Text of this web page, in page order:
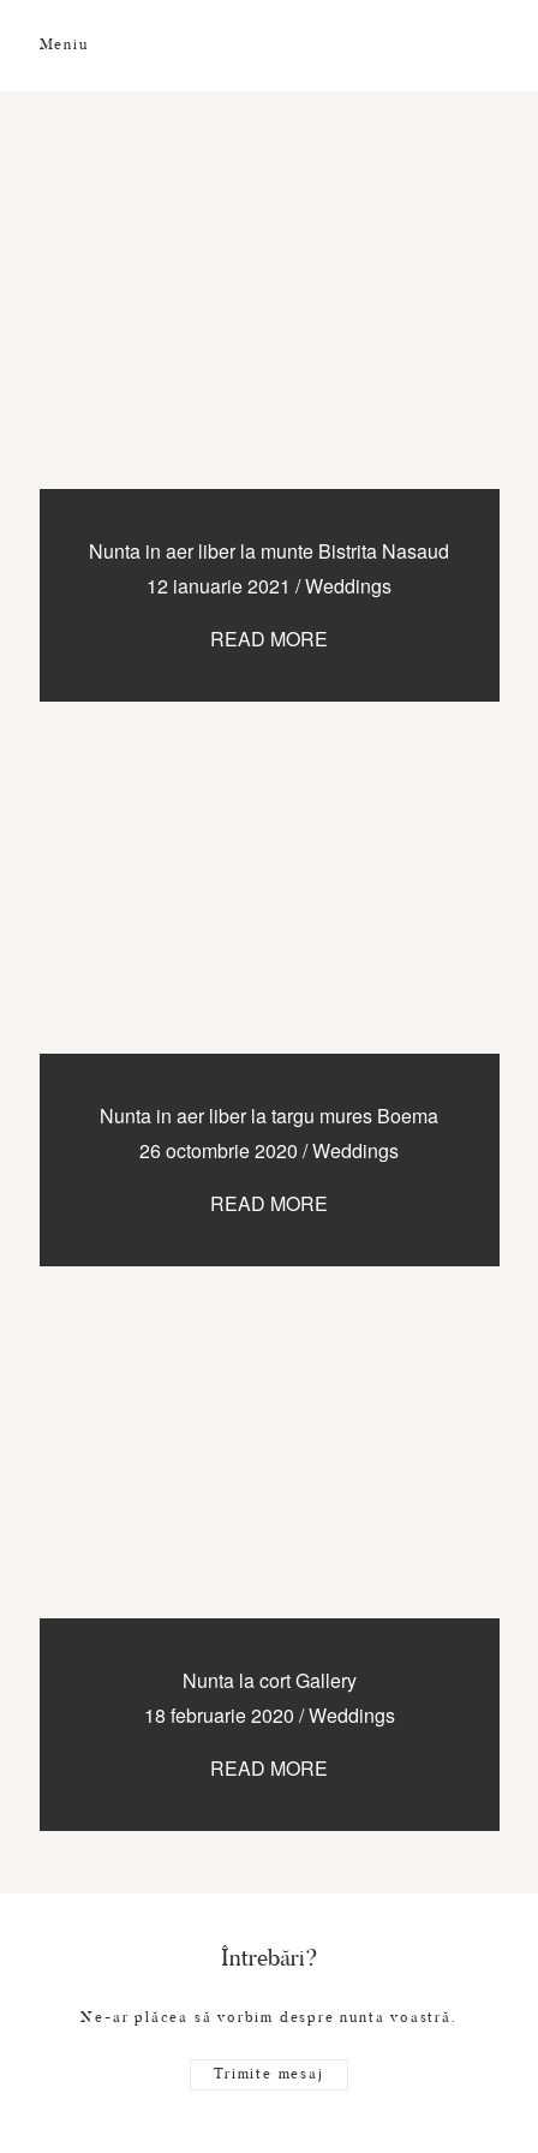
Meniu
Nunta in aer liber la munte Bistrita Nasaud
12 ianuarie 2021 /Weddings
READ MORE
Nunta in aer liber la targu mures Boema
26 octombrie 2020 /Weddings
READ MORE
Nunta la cort Gallery
18 februarie 2020 /Weddings
READ MORE
CONTACT
Întrebări?
Ne-ar plăcea să vorbim despre nunta voastră.
Trimite mesaj